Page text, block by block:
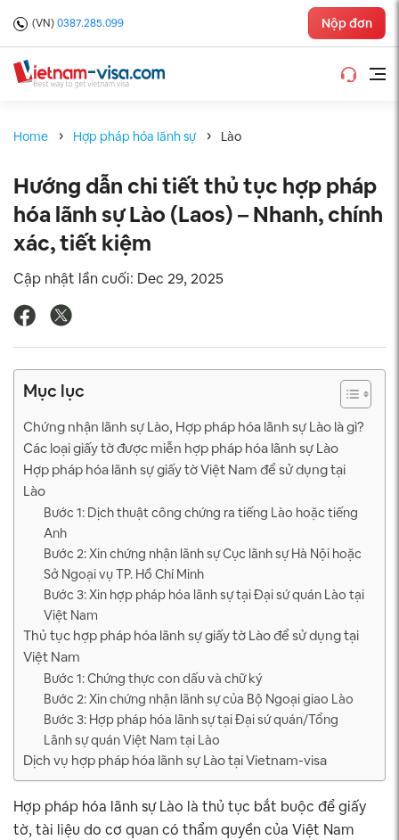
(VN)0387.285.099 Nộp đơn
Home Hợp pháp hóa lãnh sự Lào
Hướng dẫn chi tiết thủ tục hợp pháp
hóa lãnh sự Lào (Laos) – Nhanh, chính
xác, tiết kiệm
Cập nhật lần cuối: Dec 29, 2025
Mục lục
Chứng nhận lãnh sự Lào, Hợp pháp hóa lãnh sự Lào là gì?
Các loại giấy tờ được miễn hợp pháp hóa lãnh sự Lào
Hợp pháp hóa lãnh sự giấy tờ Việt Nam để sử dụng tại
Lào
Bước 1: Dịch thuật công chứng ra tiếng Lào hoặc tiếng
Anh
Bước 2: Xin chứng nhận lãnh sự Cục lãnh sự Hà Nội hoặc
Sở Ngoại vụ TP. Hồ Chí Minh
Bước 3: Xin hợp pháp hóa lãnh sự tại Đại sứ quán Lào tại
Việt Nam
Thủ tục hợp pháp hóa lãnh sự giấy tờ Lào để sử dụng tại
Việt Nam
Bước 1: Chứng thực con dấu và chữ ký
Bước 2: Xin chứng nhận lãnh sự của Bộ Ngoại giao Lào
Bước 3: Hợp pháp hóa lãnh sự tại Đại sứ quán/Tổng
Lãnh sự quán Việt Nam tại Lào
Dịch vụ hợp pháp hóa lãnh sự Lào tại Vietnam-visa
Hợp pháp hóa lãnh sự Lào là thủ tục bắt buộc để giấy
tờ, tài liệu do cơ quan có thẩm quyền của Việt Nam